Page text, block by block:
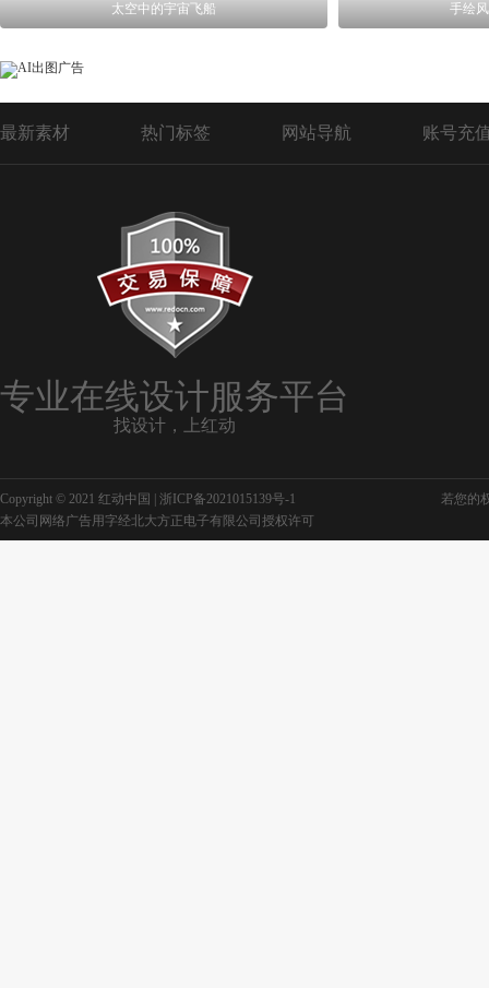
太空中的宇宙飞船 手绘
最新素材 热门标签 网站导航 账号充
专业在线设计服务平台
找设计，上红动
Copyright © 2021 红动中国 | 浙ICP备2021015139号-1
若您的
本公司网络广告用字经北大方正电子有限公司授权许可